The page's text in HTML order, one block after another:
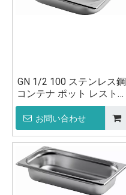
GN 1/2 100 ステンレス鋼
コンテナ ポット レストラ
ン キッチン用品
お問い合わせ